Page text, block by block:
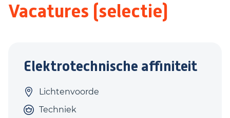
Vacatures (selectie)
Elektrotechnische affiniteit
Lichtenvoorde
Techniek